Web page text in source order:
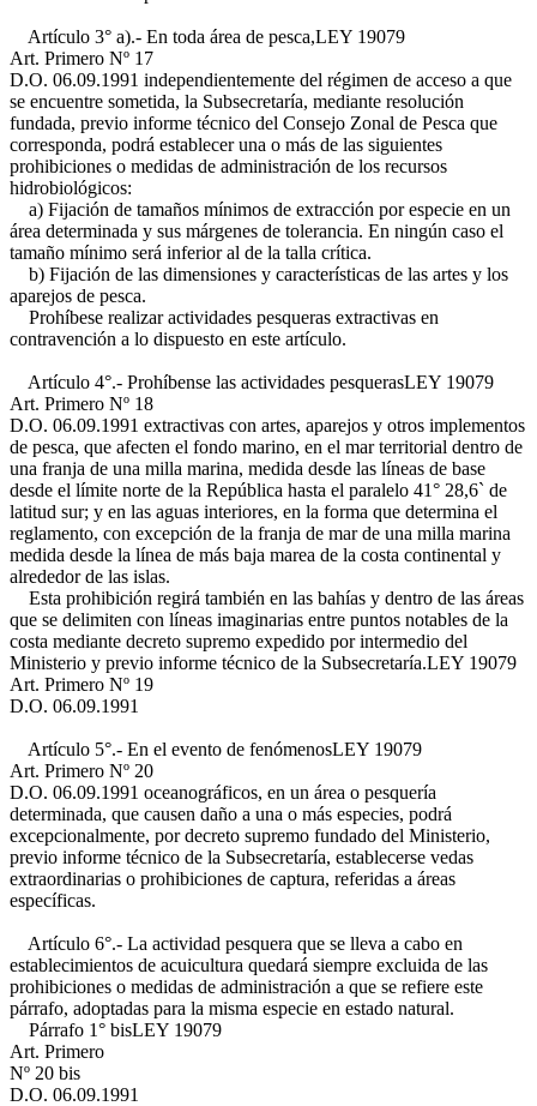
Artículo 3° a).- En toda área de pesca,LEY 19079
Art. Primero Nº 17
D.O. 06.09.1991 independientemente del régimen de acceso a que
se encuentre sometida, la Subsecretaría, mediante resolución
fundada, previo informe técnico del Consejo Zonal de Pesca que
corresponda, podrá establecer una o más de las siguientes
prohibiciones o medidas de administración de los recursos
hidrobiológicos:
a) Fijación de tamaños mínimos de extracción por especie en un
área determinada y sus márgenes de tolerancia. En ningún caso el
tamaño mínimo será inferior al de la talla crítica.
b) Fijación de las dimensiones y características de las artes y los
aparejos de pesca.
Prohíbese realizar actividades pesqueras extractivas en
contravención a lo dispuesto en este artículo.
Artículo 4°.- Prohíbense las actividades pesquerasLEY 19079
Art. Primero Nº 18
D.O. 06.09.1991 extractivas con artes, aparejos y otros implementos
de pesca, que afecten el fondo marino, en el mar territorial dentro de
una franja de una milla marina, medida desde las líneas de base
desde el límite norte de la República hasta el paralelo 41° 28,6` de
latitud sur; y en las aguas interiores, en la forma que determina el
reglamento, con excepción de la franja de mar de una milla marina
medida desde la línea de más baja marea de la costa continental y
alrededor de las islas.
Esta prohibición regirá también en las bahías y dentro de las áreas
que se delimiten con líneas imaginarias entre puntos notables de la
costa mediante decreto supremo expedido por intermedio del
Ministerio y previo informe técnico de la Subsecretaría.LEY 19079
Art. Primero Nº 19
D.O. 06.09.1991
Artículo 5°.- En el evento de fenómenosLEY 19079
Art. Primero Nº 20
D.O. 06.09.1991 oceanográficos, en un área o pesquería
determinada, que causen daño a una o más especies, podrá
excepcionalmente, por decreto supremo fundado del Ministerio,
previo informe técnico de la Subsecretaría, establecerse vedas
extraordinarias o prohibiciones de captura, referidas a áreas
específicas.
Artículo 6°.- La actividad pesquera que se lleva a cabo en
establecimientos de acuicultura quedará siempre excluida de las
prohibiciones o medidas de administración a que se refiere este
párrafo, adoptadas para la misma especie en estado natural.
Párrafo 1° bisLEY 19079
Art. Primero
Nº 20 bis
D.O. 06.09.1991